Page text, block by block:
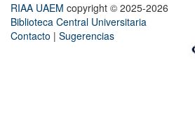
RIAA UAEM copyright © 2025-2026
Biblioteca Central Universitaria
Contacto | Sugerencias